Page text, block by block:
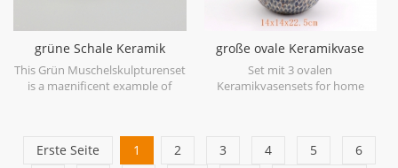
grüne Schale Keramik
Skulptur Set
This Grün Muschelskulpturenset
is a magnificent example of
große ovale Keramikvase
blau antik
Set mit 3 ovalen
Keramikvasensets for home
Erste Seite 1 2 3 4 5
6